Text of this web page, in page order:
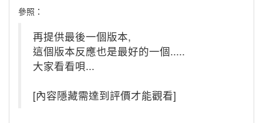
參照：
再提供最後一個版本,
這個版本反應也是最好的一個.....
大家看看唄...
[內容隱藏需達到評價才能觀看]